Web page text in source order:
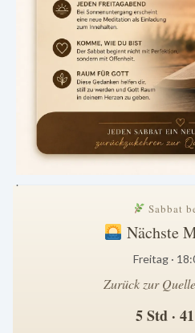
.
Sabbat
Nächste
Freitag ·
Zurück zur
5 Std ·